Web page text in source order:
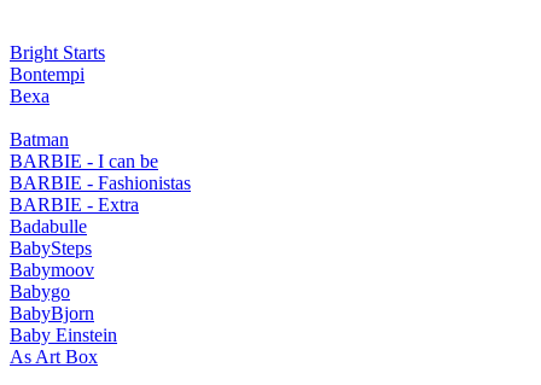
Bright Starts
Bontempi
Bexa
Batman
BARBIE - I can be
BARBIE - Fashionistas
BARBIE - Extra
Badabulle
BabySteps
Babymoov
Babygo
BabyBjorn
Baby Einstein
As Art Box